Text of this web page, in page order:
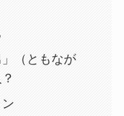
（ともなが